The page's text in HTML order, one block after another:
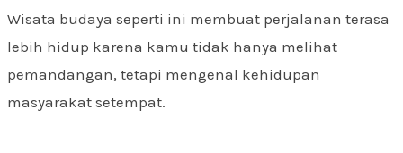
Wisata budaya seperti ini membuat perjalanan terasa
lebih hidup karena kamu tidak hanya melihat
pemandangan, tetapi mengenal kehidupan
masyarakat setempat.